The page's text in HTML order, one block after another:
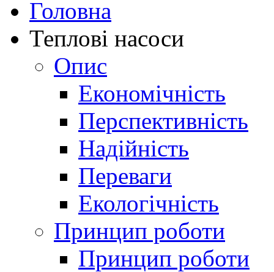
Головна
Теплові насоси
Опис
Економічність
Перспективність
Надійність
Переваги
Екологічність
Принцип роботи
Принцип роботи